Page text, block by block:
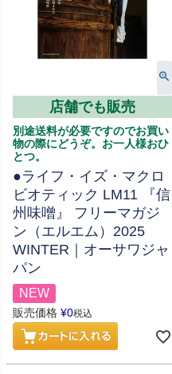
店舗でも販売
別途送料が必要ですのでお買い
物の際にどうぞ。お一人様おひ
とつ。
●ライフ・イズ・マクロ
ビオティック LM11 『信
州味噌』 フリーマガジ
ン（エルエム）2025
WINTER｜オーサワジャ
パン
NEW
販売価格 ¥0税込